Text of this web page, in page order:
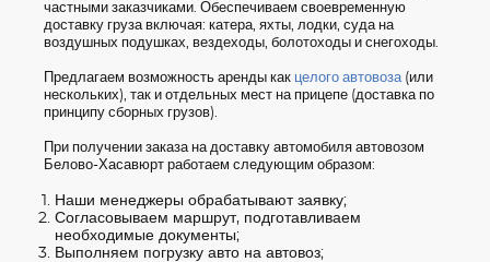
частными заказчиками. Обеспечиваем своевременную
доставку груза включая: катера, яхты, лодки, суда на
воздушных подушках, вездеходы, болотоходы и снегоходы.
Предлагаем возможность аренды как целого автовоза(или
нескольких), так и отдельных мест на прицепе (доставка по
принципу сборных грузов).
При получении заказа на доставку автомобиля автовозом
Белово-Хасавюрт работаем следующим образом:
Наши менеджеры обрабатывают заявку;
Согласовываем маршрут, подготавливаем
необходимые документы;
Выполняем погрузку авто на автовоз;